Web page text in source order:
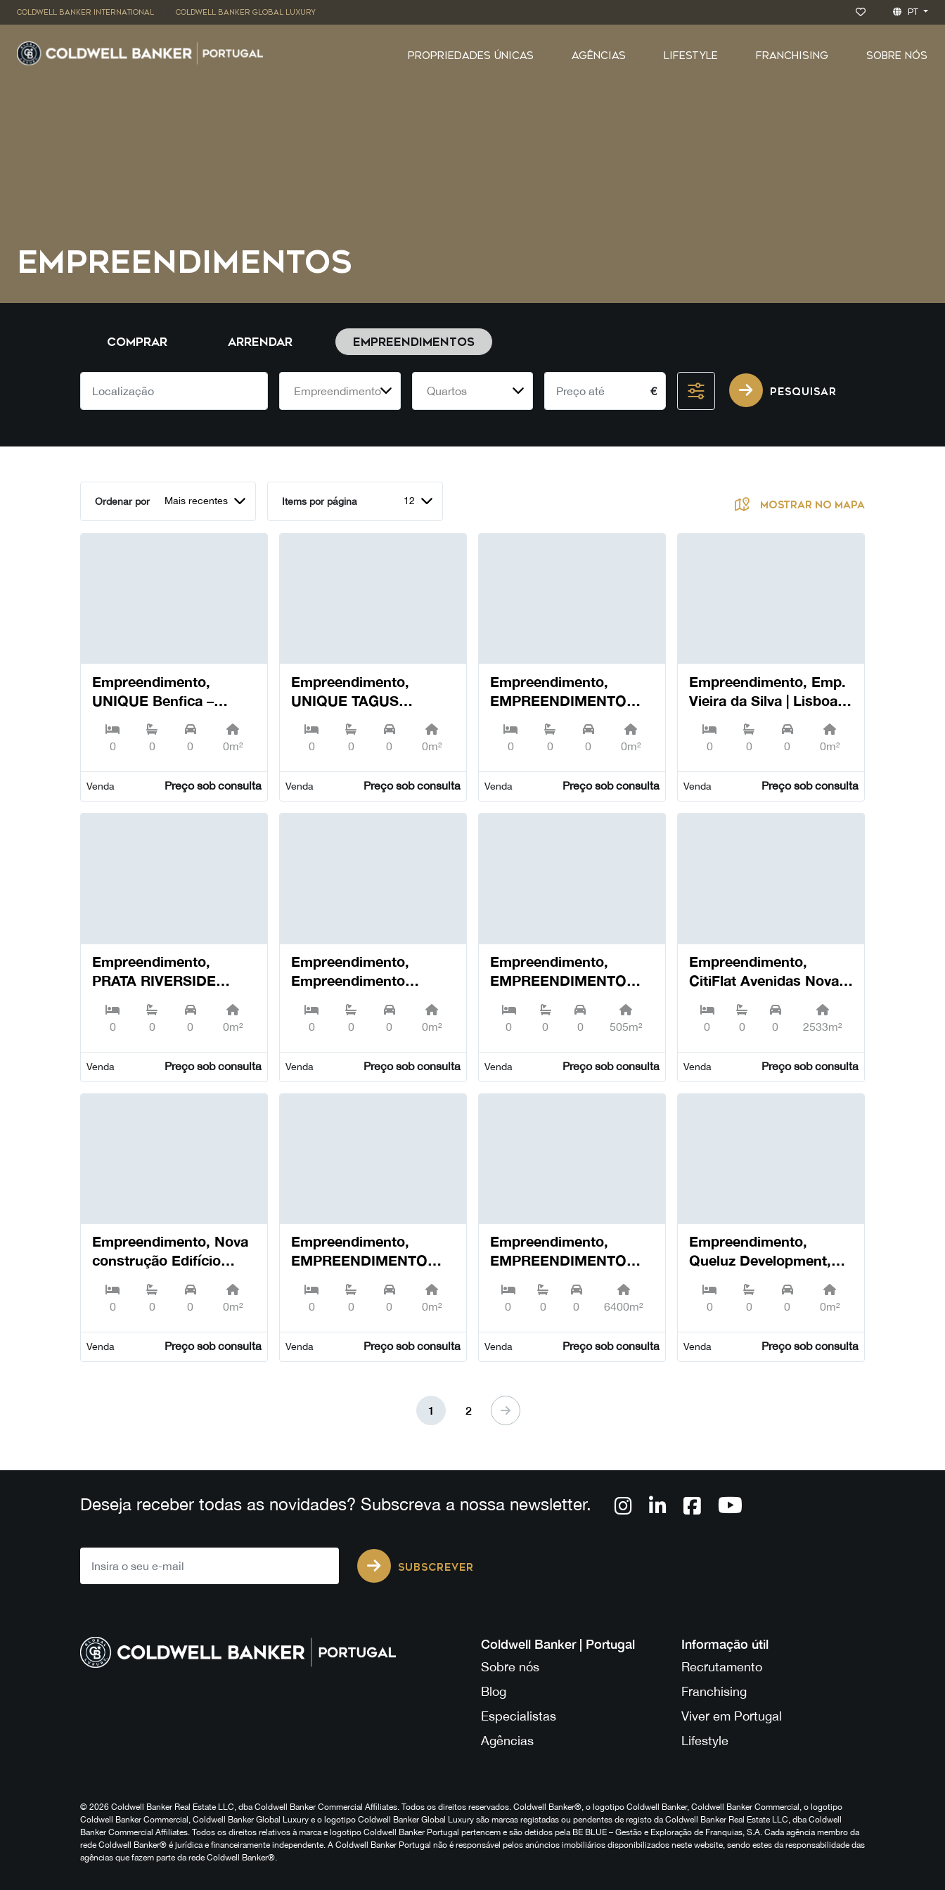
COLDWELL BANKER INTERNATIONAL COLDWELL BANKER GLOBAL LUXURY PT
PROPRIEDADES ÚNICAS AGÊNCIAS LIFESTYLE FRANCHISING SOBRE NÓS
EMPREENDIMENTOS
COMPRAR ARRENDAR EMPREENDIMENTOS
Empreendimento Quartos € PESQUISAR
Ordenar por Mais recentes Items por página 12 MOSTRAR NO MAPA
Empreendimento,
UNIQUE Benfica –
Conforto em Lisboa,
0 0 0 0m²
Venda Preço sob consulta
Empreendimento,
UNIQUE TAGUS
Alcochete - Alcochete
0 0 0 0m²
Venda Preço sob consulta
Empreendimento,
EMPREENDIMENTO
NOVA DE GAIA |
Nova de Gaia
0 0 0 0m²
Venda Preço sob consulta
Empreendimento, Emp.
Vieira da Silva | Lisboa,
Lisboa
0 0 0 0m²
Venda Preço sob consulta
Empreendimento,
PRATA RIVERSIDE
Marvila - Lisboa
0 0 0 0m²
Venda Preço sob consulta
Empreendimento,
Empreendimento
TERRACES, Cascais e
0 0 0 0m²
Venda Preço sob consulta
Empreendimento,
EMPREENDIMENTO
António - Lisboa
0 0 0 505m²
Venda Preço sob consulta
Empreendimento,
CitiFlat Avenidas Novas,
Lisboa
0 0 0 2533m²
Venda Preço sob consulta
Empreendimento, Nova
construção Edifício
Arroios - Lisboa
0 0 0 0m²
Venda Preço sob consulta
Empreendimento,
EMPREENDIMENTO
RESIDENCES,
0 0 0 0m²
Venda Preço sob consulta
Empreendimento,
EMPREENDIMENTO
COVO BEACH
Covo - Sines
0 0 0 6400m²
Venda Preço sob consulta
Empreendimento,
Queluz Development,
0 0 0 0m²
Venda Preço sob consulta
1 2
Deseja receber todas as novidades? Subscreva a nossa newsletter.
SUBSCREVER
Coldwell Banker | Portugal
Sobre nós
Blog
Especialistas
Agências
Informação útil
Recrutamento
Franchising
Viver em Portugal
Lifestyle
© 2026 Coldwell Banker Real Estate LLC, dba Coldwell Banker Commercial Affiliates. Todos os direitos reservados. Coldwell Banker®, o logotipo Coldwell Banker, Coldwell Banker Commercial, o logotipo
Coldwell Banker Commercial, Coldwell Banker Global Luxury e o logotipo Coldwell Banker Global Luxury são marcas registadas ou pendentes de registo da Coldwell Banker Real Estate LLC, dba Coldwell
Banker Commercial Affiliates. Todos os direitos relativos à marca e logotipo Coldwell Banker Portugal pertencem e são detidos pela BE BLUE – Gestão e Exploração de Franquias, S.A. Cada agência membro da
rede Coldwell Banker® é jurídica e financeiramente independente. A Coldwell Banker Portugal não é responsável pelos anúncios imobiliários disponibilizados neste website, sendo estes da responsabilidade das
agências que fazem parte da rede Coldwell Banker®.